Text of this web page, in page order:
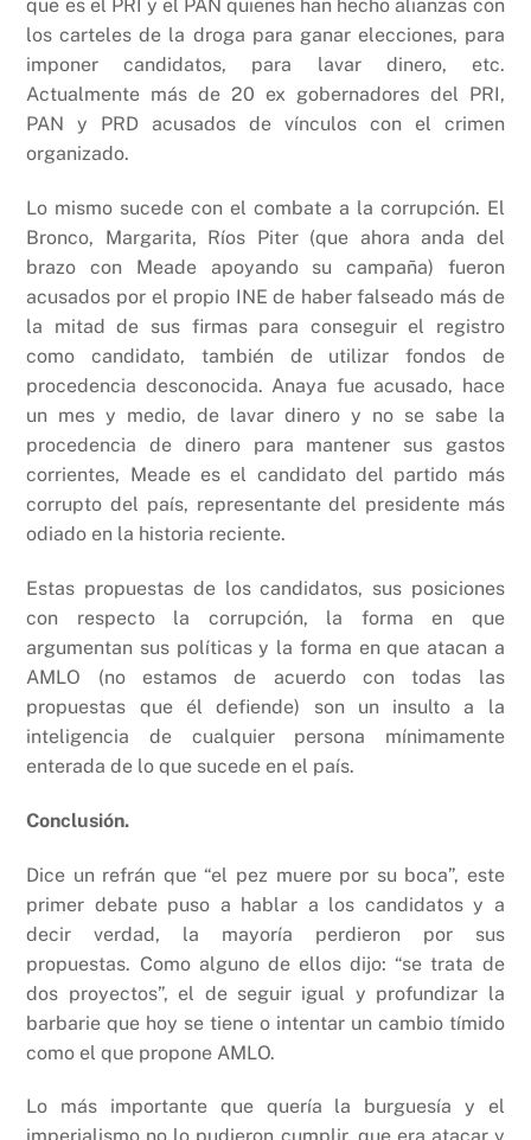
que es el PRI y el PAN quienes han hecho alianzas con
los carteles de la droga para ganar elecciones, para
imponer candidatos, para lavar dinero, etc.
Actualmente más de 20 ex gobernadores del PRI,
PAN y PRD acusados de vínculos con el crimen
organizado.
Lo mismo sucede con el combate a la corrupción. El
Bronco, Margarita, Ríos Piter (que ahora anda del
brazo con Meade apoyando su campaña) fueron
acusados por el propio INE de haber falseado más de
la mitad de sus firmas para conseguir el registro
como candidato, también de utilizar fondos de
procedencia desconocida. Anaya fue acusado, hace
un mes y medio, de lavar dinero y no se sabe la
procedencia de dinero para mantener sus gastos
corrientes, Meade es el candidato del partido más
corrupto del país, representante del presidente más
odiado en la historia reciente.
Estas propuestas de los candidatos, sus posiciones
con respecto la corrupción, la forma en que
argumentan sus políticas y la forma en que atacan a
AMLO (no estamos de acuerdo con todas las
propuestas que él defiende) son un insulto a la
inteligencia de cualquier persona mínimamente
enterada de lo que sucede en el país.
Conclusión.
Dice un refrán que “el pez muere por su boca”, este
primer debate puso a hablar a los candidatos y a
decir verdad, la mayoría perdieron por sus
propuestas. Como alguno de ellos dijo: “se trata de
dos proyectos”, el de seguir igual y profundizar la
barbarie que hoy se tiene o intentar un cambio tímido
como el que propone AMLO.
Lo más importante que quería la burguesía y el